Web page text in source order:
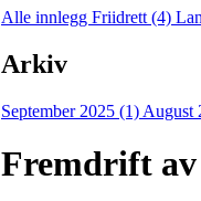
Alle innlegg Friidrett (4)
Arkiv
September 2025 (1) August
Fremdrift av